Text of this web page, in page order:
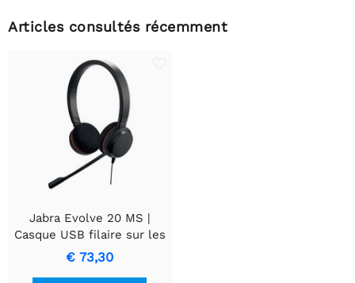
Articles consultés récemment
Jabra Evolve 20 MS |
Casque USB filaire sur les
oreilles | Noir
€ 73,30